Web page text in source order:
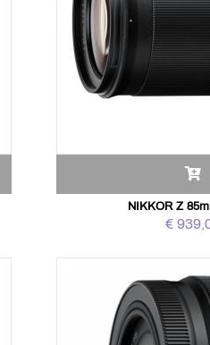
NIKKOR Z
€